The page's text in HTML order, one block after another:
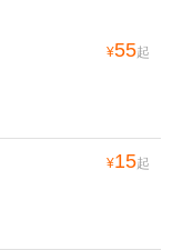
¥55起
¥15起